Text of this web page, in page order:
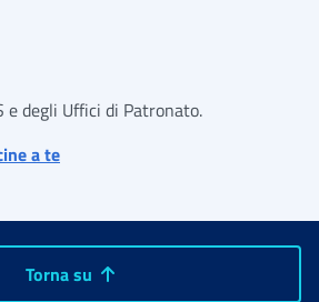
e degli Uffici di Patronato.
a te
Torna su